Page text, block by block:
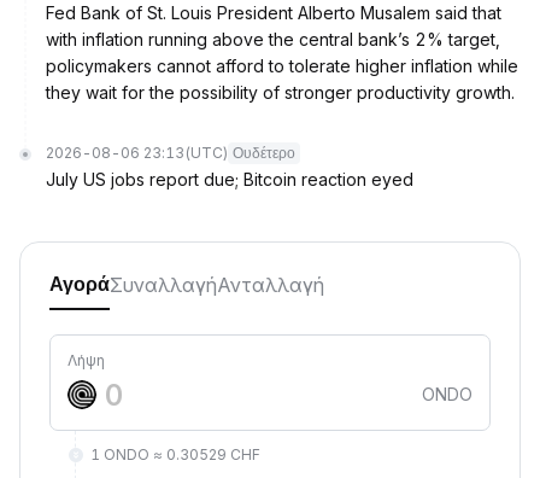
Fed Bank of St. Louis President Alberto Musalem said that
with inflation running above the central bank’s 2% target,
policymakers cannot afford to tolerate higher inflation while
they wait for the possibility of stronger productivity growth.
2026-08-06 23:13 (UTC) Ουδέτερο
July US jobs report due; Bitcoin reaction eyed
ΑγοράΣυναλλαγήΑνταλλαγή
Λήψη
ONDO
1 ONDO ≈ 0.30529 CHF